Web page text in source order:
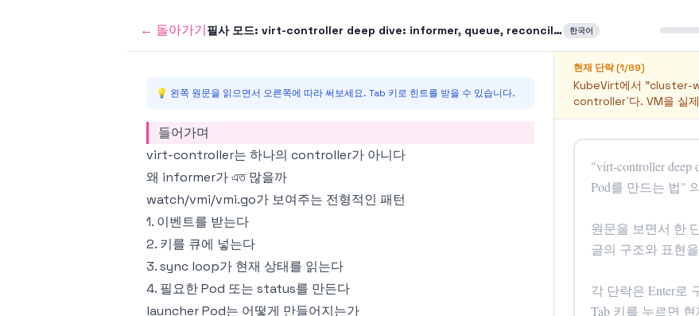
← 돌아가기필사 모드: virt-controller deep dive: informer, queue, reconcile로 VM Pod를 만드는 법 한국어
💡 왼쪽 원문을 읽으면서 오른쪽에 따라 써보세요. Tab 키로 힌트를 받을 수 있습니다.
들어가며
virt-controller는 하나의 controller가 아니다
왜 informer가 এত 많을까
watch/vmi/vmi.go가 보여주는 전형적인 패턴
1. 이벤트를 받는다
2. 키를 큐에 넣는다
3. sync loop가 현재 상태를 읽는다
4. 필요한 Pod 또는 status를 만든다
launcher Pod는 어떻게 만들어지는가
현재 단락 (1/89)
KubeVirt에서 "cluster-
controller`다. VM을 실